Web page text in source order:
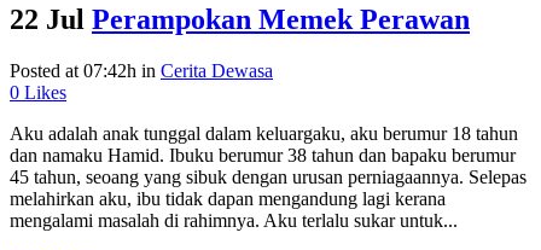
22 Jul Perampokan Memek Perawan
Posted at 07:42h in Cerita Dewasa
0 Likes
Aku adalah anak tunggal dalam keluargaku, aku berumur 18 tahun
dan namaku Hamid. Ibuku berumur 38 tahun dan bapaku berumur
45 tahun, seoang yang sibuk dengan urusan perniagaannya. Selepas
melahirkan aku, ibu tidak dapan mengandung lagi kerana
mengalami masalah di rahimnya. Aku terlalu sukar untuk...